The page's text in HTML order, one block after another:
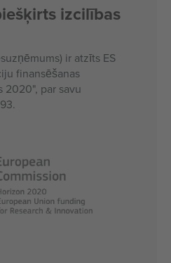
izcilības
ir atzīts ES
finansēšanas
2020", par savu